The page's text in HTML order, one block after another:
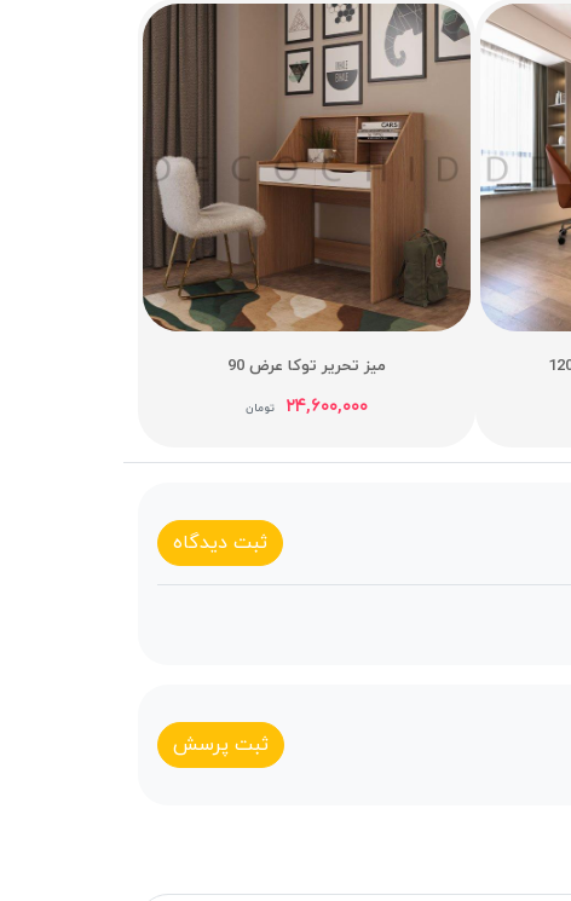
میز تحریر توکا عرض 90
۲۴,۶۰۰,۰۰۰ تومان
ثبت دیدگاه
ثبت پرسش